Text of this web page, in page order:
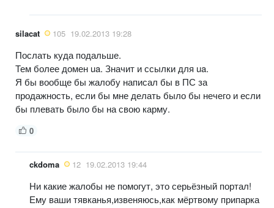
silacat 105 19.02.2013 19:28
Послать куда подальше.
Тем более домен ua. Значит и ссылки для ua.
Я бы вообще бы жалобу написал бы в ПС за
продажность, если бы мне делать было бы нечего и если
бы плевать было бы на свою карму.
0
ckdoma 12 19.02.2013 19:44
Ни какие жалобы не помогут, это серьёзный портал!
Ему ваши тявканья,извеняюсь,как мёртвому припарка